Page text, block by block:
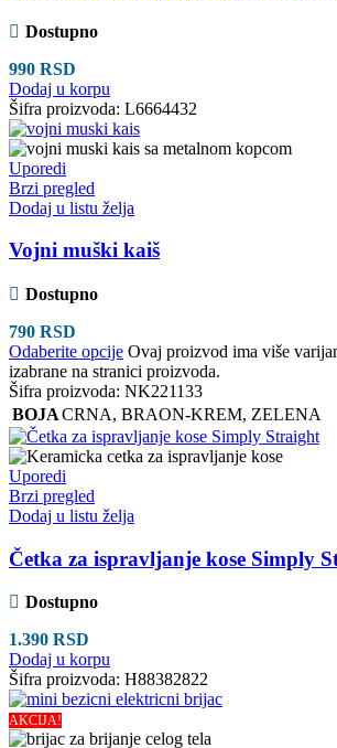
Dostupno
990 RSD
Dodaj u korpu
Šifra proizvoda: L6664432
Uporedi
Brzi pregled
Dodaj u listu želja
Vojni muški kaiš
Dostupno
790 RSD
Odaberite opcije Ovaj proizvod ima više
izabrane na stranici proizvoda.
Šifra proizvoda: NK221133
BOJACRNA, BRAON-KREM, ZELENA
Uporedi
Brzi pregled
Dodaj u listu želja
Četka za ispravljanje kose Simply
Dostupno
1.390 RSD
Dodaj u korpu
Šifra proizvoda: H88382822
AKCIJA!